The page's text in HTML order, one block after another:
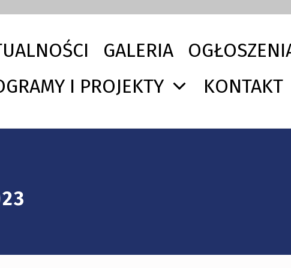
GALERIA
I PROJEKTY
KONTAKT